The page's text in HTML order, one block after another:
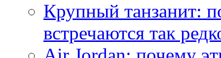
Крупный танзанит:
встречаются так